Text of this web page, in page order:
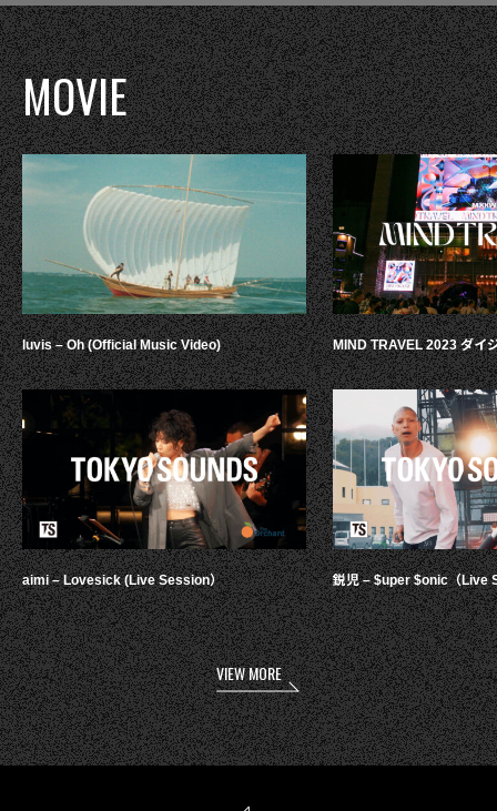
MOVIE
luvis – Oh (Official Music Video)
aimi – Lovesick (Live Session）
MIND TRAVEL 2023 ダイ
鋭児 – $uper $onic（Live
VIEW MORE